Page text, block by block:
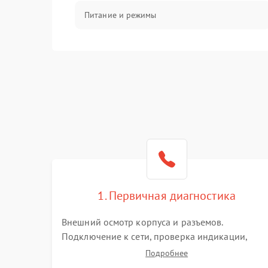
Питание и режимы
1. Первичная диагностика
Внешний осмотр корпуса и разъемов.
Подключение к сети, проверка индикации,
звуковых сигналов и кодов ошибок. Измерение
Подробнее